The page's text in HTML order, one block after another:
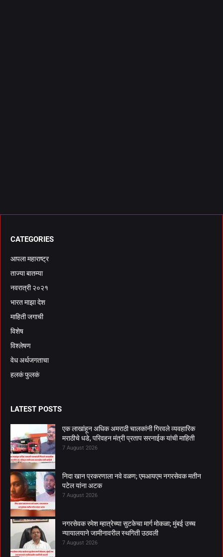
CATEGORIES
आपला महाराष्ट्र
ताज्या बातम्या
नवरात्री २०२१
भारत माझा देश
माहिती जगाची
विशेष
विश्लेषण
वेध अर्थजगताचा
हलकं फुलकं
LATEST POSTS
एक लाखांहून अधिक अमराठी चालकांनी गिरवले व्यवहारिक
मराठीचे धडे, परिवहन मंत्री प्रताप सरनाईक यांची माहिती
7 August 2026
निदा खान प्रकरणाला नवे वळण; एमआयएम नगरसेवक मतीन
पटेल यांना अटक
7 August 2026
नगरसेवक रमेश म्हात्रेच्या सुटकेचा मार्ग मोकळा; मुंबई उच्च
न्यायालयाने जामीनावरील स्थगिती उठवली
7 August 2026